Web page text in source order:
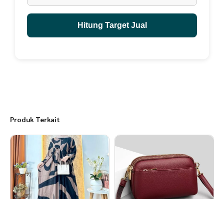
Hitung Target Jual
Produk Terkait